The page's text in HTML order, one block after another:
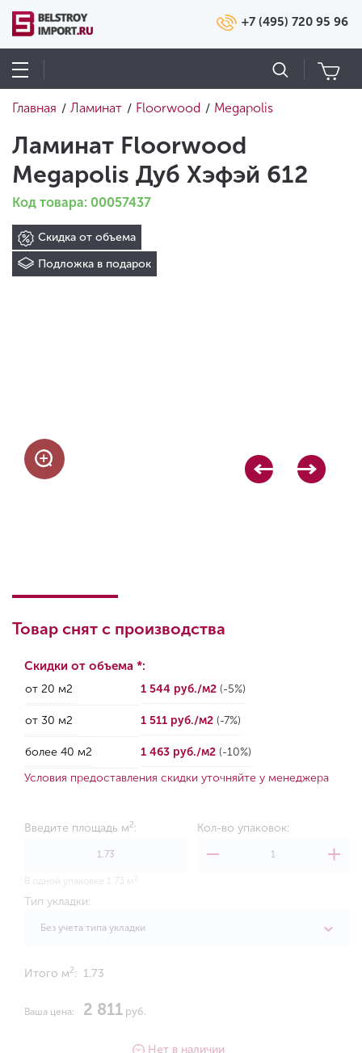
+7 (495) 720 95 96
Главная / Ламинат / Floorwood / Megapolis
Ламинат Floorwood
Megapolis Дуб Хэфэй 612
Код товара: 00057437
Скидка от объема
Подложка в подарок
Товар снят с производства
Скидки от объема *:
от 20 м2 1 544 руб./м2 (-5%)
от 30 м2 1 511 руб./м2 (-7%)
более 40 м2 1 463 руб./м2 (-10%)
Условия предоставления скидки уточняйте у менеджера
Введите площадь м2: Кол-во упаковок:
В одной упаковке 1.73 м
Тип укладки:
Без учета типа укладки
Итого м2: 1.73
Ваша цена: 2 811 руб.
Нет в наличии